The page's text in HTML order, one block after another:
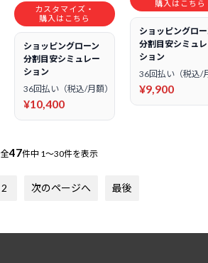
カスタマイズ・
購入はこちら
ショッピングローン
分割目安シミュレー
ション
36回払い（税込/月額）
¥10,400
購入はこちら
ショッピングロ
分割目安シミュ
ション
36回払い（税込/
¥9,900
全47件中 1～30件を表示
2 次のページへ 最後